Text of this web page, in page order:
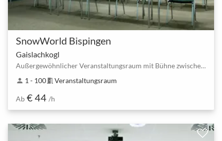
SnowWorld Bispingen
Gaislachkogl
Außergewöhnlicher Veranstaltungsraum mit Bühne zwischen Behringen(Bispingen) Süd und Bispingen Horstfeldweg
person 1 - 100meeting_room Veranstaltungsraum
Ab € 44 /h